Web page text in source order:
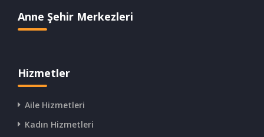
Anne Şehir Merkezleri
Hizmetler
Aile Hizmetleri
Kadın Hizmetleri